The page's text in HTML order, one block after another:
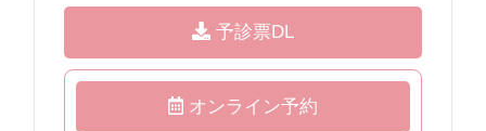
予診票DL
オンライン予約